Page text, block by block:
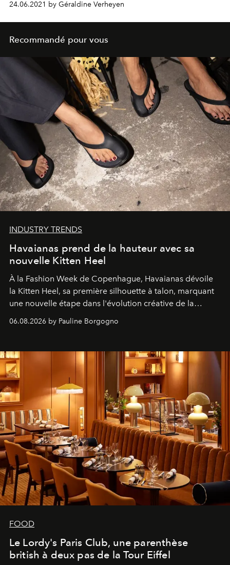
24.06.2021 by Géraldine Verheyen
Recommandé pour vous
INDUSTRY TRENDS
Havaianas prend de la hauteur avec sa
nouvelle Kitten Heel
À la Fashion Week de Copenhague, Havaianas dévoile
la Kitten Heel, sa première silhouette à talon, marquant
une nouvelle étape dans l'évolution créative de la
06.08.2026 by Pauline Borgogno
FOOD
Le Lordy's Paris Club, une parenthèse
british à deux pas de la Tour Eiffel